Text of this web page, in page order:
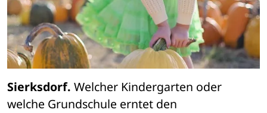
Sierksdorf. Welcher Kindergarten oder
welche Grundschule erntet den